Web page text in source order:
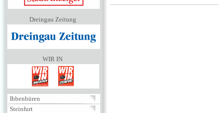
Dreingau Zeitung
WIR IN
Ibbenbüren
Steinfurt